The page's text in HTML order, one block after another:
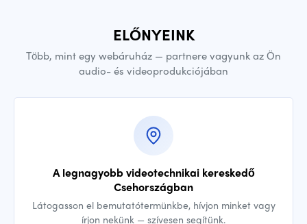
ELŐNYEINK
Több, mint egy webáruház — partnere vagyunk az Ön
audio- és videoprodukciójában
A legnagyobb videotechnikai kereskedő
Csehországban
Látogasson el bemutatótermünkbe, hívjon minket vagy
írjon nekünk — szívesen segítünk.